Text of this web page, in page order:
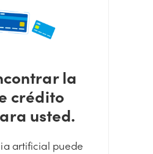
la
crédito
usted.
artificial puede